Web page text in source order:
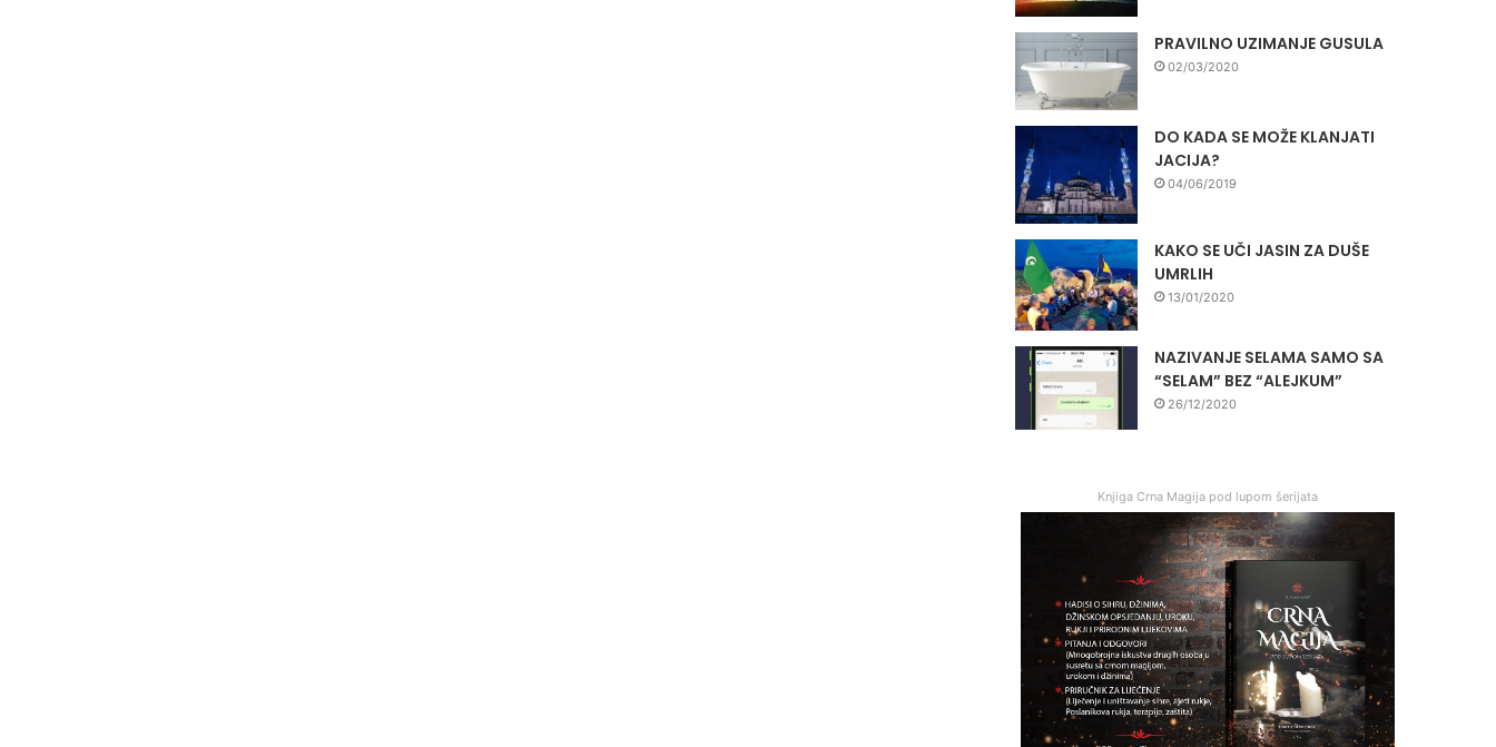
PRAVILNO UZIMANJE GUSULA
02/03/2020
DO KADA SE MOŽE KLANJATI
JACIJA?
04/06/2019
KAKO SE UČI JASIN ZA DUŠE
UMRLIH
13/01/2020
NAZIVANJE SELAMA SAMO SA
“SELAM” BEZ “ALEJKUM”
26/12/2020
Knjiga Crna Magija pod lupom šerijata